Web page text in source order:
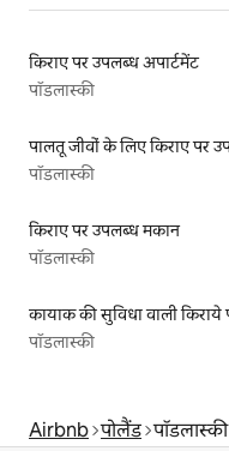
किराए पर उपलब्ध अपार्टमेंट
पॉडलास्की
पॉडलास्की
किराए पर उपलब्ध मकान
पॉडलास्की
पॉडलास्की
Airbnb पोलैंड पॉडलास्की